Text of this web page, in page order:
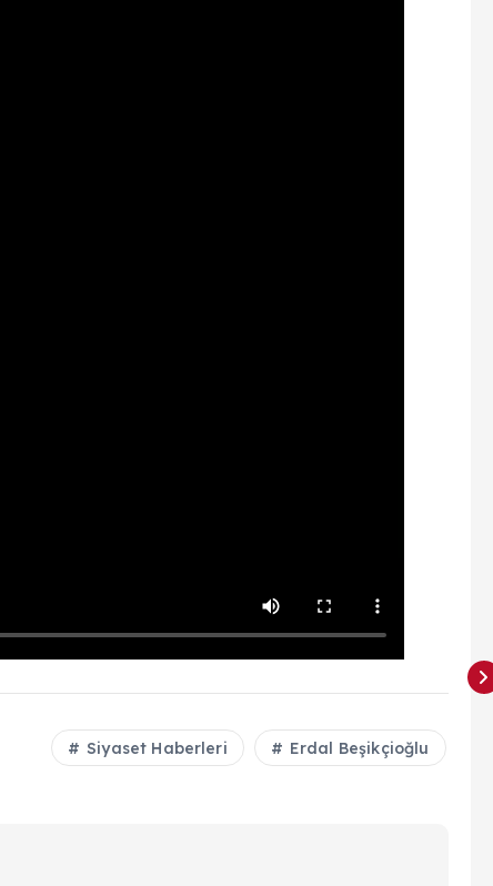
Siyaset Haberleri Erdal Beşikçioğlu